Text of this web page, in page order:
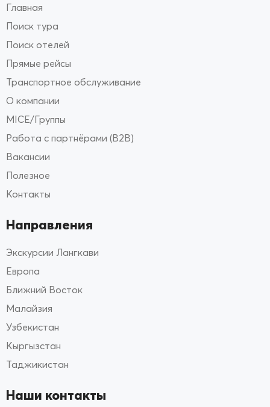
Главная
Поиск тура
Поиск отелей
Прямые рейсы
Транспортное обслуживание
О компании
MICE/Группы
Работа с партнёрами (B2B)
Вакансии
Полезное
Контакты
Направления
Экскурсии Лангкави
Европа
Ближний Восток
Малайзия
Узбекистан
Кыргызстан
Таджикистан
Наши контакты